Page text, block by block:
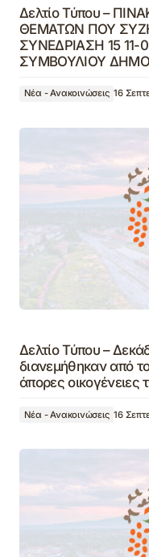
Δελτίο Τύπου –
ΘΕΜΑΤΩΝ ΠΟΥ
ΣΥΝΕΔΡΙΑΣΗ 15
ΣΥΜΒΟΥΛΙΟΥ
Νέα - Ανακοινώσεις 16
Δελτίο Τύπου –
διανεμήθηκαν από
άπορες
Νέα - Ανακοινώσεις 16